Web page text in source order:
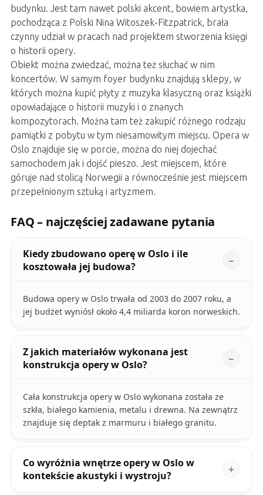
budynku. Jest tam nawet polski akcent, bowiem artystka,
pochodząca z Polski Nina Witoszek-Fitzpatrick, brała
czynny udział w pracach nad projektem stworzenia księgi
o historii opery.
Obiekt można zwiedzać, można też słuchać w nim
koncertów. W samym foyer budynku znajdują sklepy, w
których można kupić płyty z muzyka klasyczną oraz książki
opowiadające o historii muzyki i o znanych
kompozytorach. Można tam też zakupić różnego rodzaju
pamiątki z pobytu w tym niesamowitym miejscu. Opera w
Oslo znajduje się w porcie, można do niej dojechać
samochodem jak i dojść pieszo. Jest miejscem, które
góruje nad stolicą Norwegii a równocześnie jest miejscem
przepełnionym sztuką i artyzmem.
FAQ – najczęściej zadawane pytania
Kiedy zbudowano operę w Oslo i ile
kosztowała jej budowa?
Budowa opery w Oslo trwała od 2003 do 2007 roku, a
jej budżet wyniósł około 4,4 miliarda koron norweskich.
Z jakich materiałów wykonana jest
konstrukcja opery w Oslo?
Cała konstrukcja opery w Oslo wykonana została ze
szkła, białego kamienia, metalu i drewna. Na zewnątrz
znajduje się deptak z marmuru i białego granitu.
Co wyróżnia wnętrze opery w Oslo w
kontekście akustyki i wystroju?